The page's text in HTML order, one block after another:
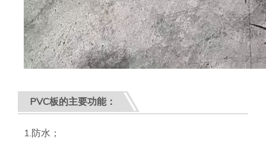
PVC板的主要功能：
1.防水；